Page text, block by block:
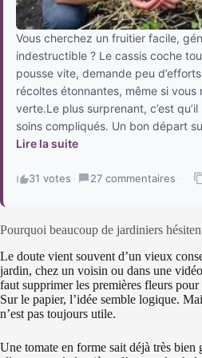
Vous cherchez un fruitier facile,
indestructible ? Le cassis coche
pousse vite, demande peu
récoltes étonnantes, même si vous
verte.Le plus surprenant, c’est
soins compliqués. Un bon départ
Lire la suite
31 votes · 27 commentaires ·
Pourquoi beaucoup de jardiniers
Le doute vient souvent d’un vieux
jardin, chez un voisin ou dans une
faut supprimer les premières fleurs
Sur le papier, l’idée semble logique.
n’est pas toujours utile.
Une tomate en forme sait déjà très bien